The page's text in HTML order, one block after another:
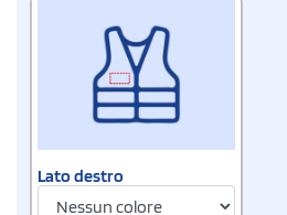
Lato destro